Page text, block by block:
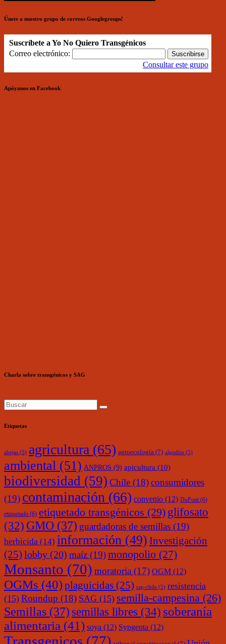
Únete a nuestro grupo de correos Googlegroups!
Suscríbete a Yo No Quiero Transgénicos
Correo electrónico:
Consultar este grupo
Apóyanos en Facebook
Charla sobre transgénicos y SAG
Etiquetas
abejas (5) agricultura (65) agroecología (7) algodón (5)
ambiental (51) ANPROS (9) apicultura (10)
biodiversidad (59) Chile (18)consumidores
(19) contaminación (66) convenio (12) DuPont (6)
etiquetado (6) etiquetado transgénicos (29) glifosato
(32) GMO (37) guardadoras de semillas (19)
herbicida (14) información (49) Investigación
(25) lobby (20) maíz (19)monopolio (27)
Monsanto (70) moratoria (17) OGM (12)
OGMs (40)plaguicidas (25) rap-chile (5) resistencia
(15) Roundup (18) SAG (15) semilla-campesina (26)
Semillas (37) semillas libres (34) soberanía
alimentaria (41) soya (12) Syngenta (12)